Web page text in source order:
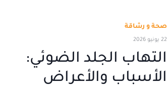
صحة و رشاقة
22 يونيو 2026
التهاب الجلد الضوئي:
الأسباب والأعراض